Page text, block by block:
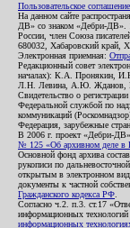
Пользовательское соглашение
На данном сайте
ДВ» со знаком «Дебри-ДВ».
России, член Союза
680032, Хабаровский край,
Электронная приемная:
Редакционный совет
началах): К.А. Пронякин,
Л.Н. Левина, А.Ю. Жданов,
Свидетельство о
Федеральной службой по
коммуникаций
Федерация, зарубежные
В 2006 г. проект «Дебри-ДВ»
№ 125 «Об архивном деле в
Основной фонд архива
рукописи по
открытым в электронном
документы к частной
Гражданского кодекса РФ
Согласно ч.2. п.3. ст.17
информационных
информационных